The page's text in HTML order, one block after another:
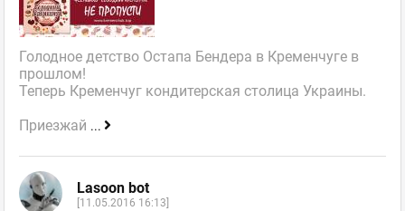
Голодное детство Остапа Бендера в Кременчуге в
прошлом!
Теперь Кременчуг кондитерская столица Украины.
Приезжай ...
Lasoon bot
[11.05.2016 16:13]